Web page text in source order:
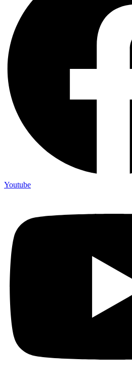
Youtube